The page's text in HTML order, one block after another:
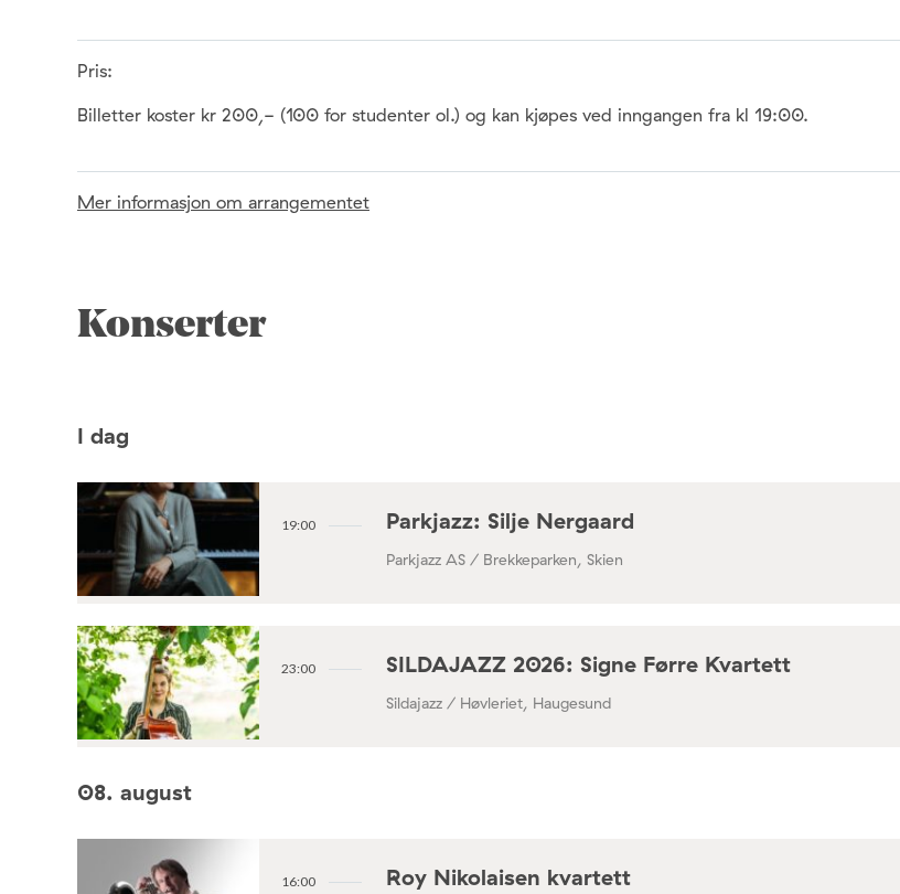
Pris:
Billetter koster kr 200,- (100 for studenter ol.) og kan kjøpes ved inngangen fra kl 19:00.
Mer informasjon om arrangementet
Konserter
I dag
19:00 Parkjazz: Silje Nergaard
Parkjazz AS / Brekkeparken, Skien
23:00 SILDAJAZZ 2026: Signe Førre Kvartett
Sildajazz / Høvleriet, Haugesund
08. august
16:00
Roy Nikolaisen kvartett